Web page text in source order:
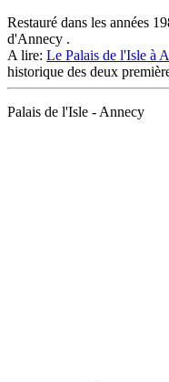
Restauré dans les années
d'Annecy .
A lire: Le Palais de l'Isle à
historique des deux
Palais de l'Isle - Annecy